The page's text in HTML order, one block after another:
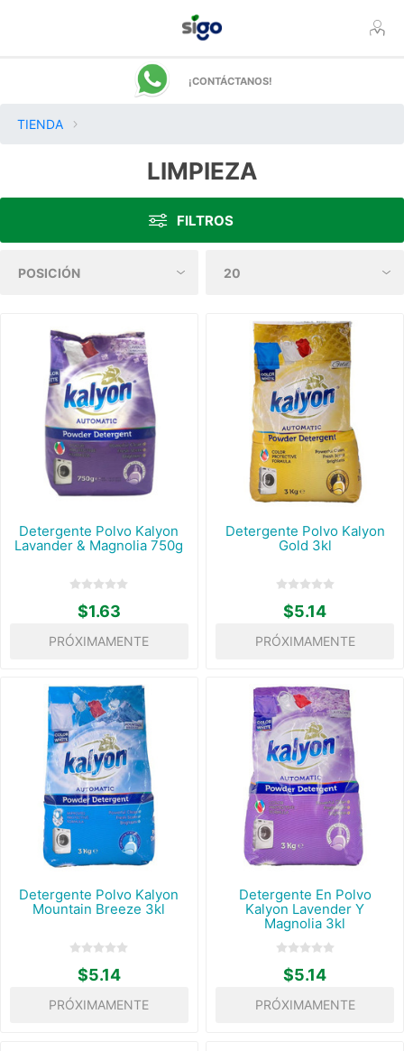
¡CONTÁCTANOS!
TIENDA
LIMPIEZA
FILTROS
Detergente Polvo Kalyon
Lavander & Magnolia 750g
$1.63
PRÓXIMAMENTE
Detergente Polvo Kalyon
Gold 3kl
$5.14
PRÓXIMAMENTE
Detergente Polvo Kalyon
Mountain Breeze 3kl
$5.14
PRÓXIMAMENTE
Detergente En Polvo
Kalyon Lavender Y
Magnolia 3kl
$5.14
PRÓXIMAMENTE